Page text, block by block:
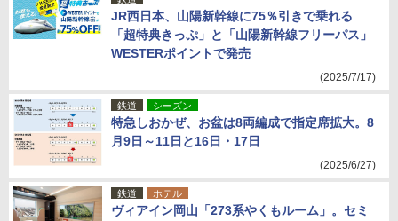
JR西日本、山陽新幹線に75％引きで乗れる
「超特典きっぷ」と「山陽新幹線フリーパス」
WESTERポイントで発売
(2025/7/17)
鉄道 シーズン
特急しおかぜ、お盆は8両編成で指定席拡大。8
月9日～11日と16日・17日
(2025/6/27)
鉄道 ホテル
ヴィアイン岡山「273系やくもルーム」。セミ